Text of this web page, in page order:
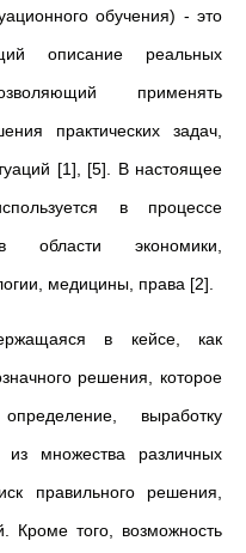
обучения) - это
описание реальных
применять
практических задач,
[1], [5]. В настоящее
в процессе
области экономики,
медицины, права [2].
в кейсе, как
решения, которое
выработку
из множества различных
правильного решения,
Кроме того, возможность